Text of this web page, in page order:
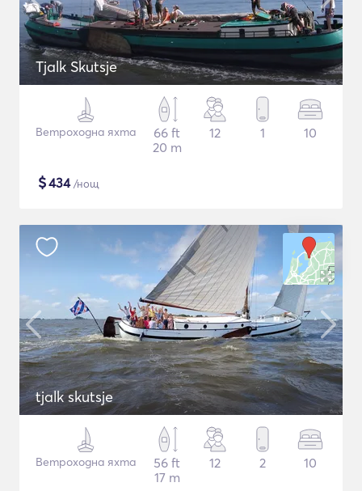
Tjalk Skutsje
Ветроходна яхта
66 ft
20 m
12 1 10
$434/нощ
tjalk skutsje
Ветроходна яхта
56 ft
17 m
12 2 10